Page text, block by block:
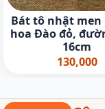
Bát tô nhật men
hoa Đào đỏ,
16cm
130,000